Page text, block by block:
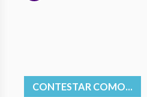
CONTESTAR COMO...